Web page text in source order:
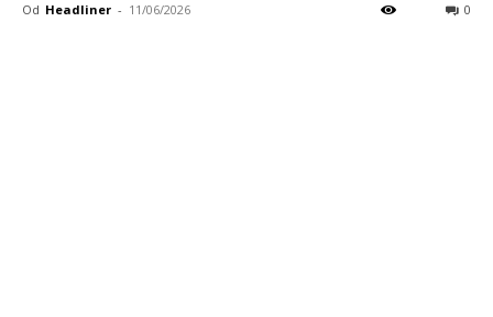
Od Headliner - 11/06/2026 0